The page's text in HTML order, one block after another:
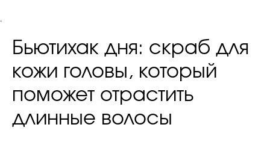
.
Бьютихак дня: cкраб для
кожи головы, который
поможет отрастить
длинные волосы